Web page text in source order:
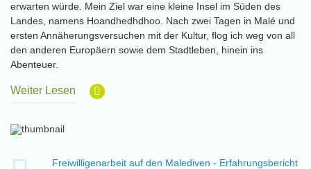
erwarten würde. Mein Ziel war eine kleine Insel im Süden des
Landes, namens Hoandhedhdhoo. Nach zwei Tagen in Malé und
ersten Annäherungsversuchen mit der Kultur, flog ich weg von all
den anderen Europäern sowie dem Stadtleben, hinein ins
Abenteuer.
Weiter Lesen
Freiwilligenarbeit auf den Malediven - Erfahrungsbericht